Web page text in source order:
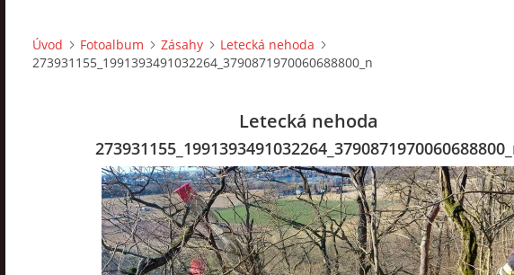
Úvod Fotoalbum Zásahy
Letecká nehoda
273931155_1991393491032264_3790871970060688800_n
Letecká nehoda